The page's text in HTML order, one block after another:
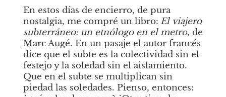
En estos días de encierro, de pura
nostalgia, me compré un libro: El viajero
subterráneo: un etnólogo en el metro, de
Marc Augé. En un pasaje el autor francés
dice que el subte es la colectividad sin el
festejo y la soledad sin el aislamiento.
Que en el subte se multiplican sin
piedad las soledades. Pienso, entonces: